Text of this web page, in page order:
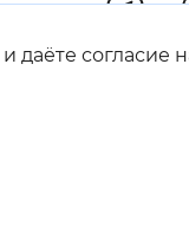
и даёте согласие